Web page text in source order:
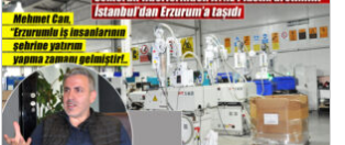
Kenan GÜLERCİ
Murat Şahsuvaroğlu ERKON’da
çıtayı yukarı taşırken,
yönetimdekiler aşağı
çekmemeli!
17 Şubat 2026 SalıOrhan BOZKURT